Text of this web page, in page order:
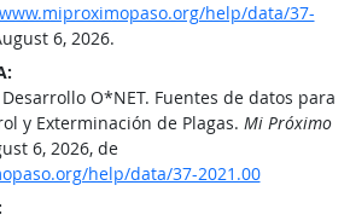
www.miproximopaso.org/help/data/37-
6, 2026.
O*NET. Fuentes de datos para
y Exterminación de Plagas. Mi Próximo
6, 2026, de
help/data/37-2021.00